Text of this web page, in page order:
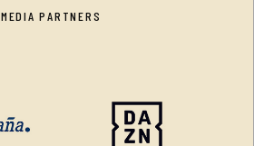
MEDIA PARTNERS